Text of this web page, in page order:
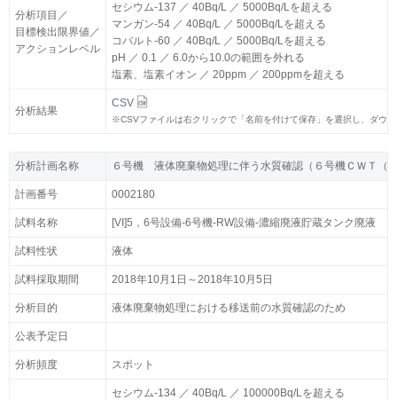
分析項目／
目標検出限界値／
アクションレベル
セシウム-137 ／ 40Bq/L ／ 5000Bq/Lを超える
マンガン-54 ／ 40Bq/L ／ 5000Bq/Lを超える
コバルト-60 ／ 40Bq/L ／ 5000Bq/Lを超える
pH ／ 0.1 ／ 6.0から10.0の範囲を外れる
塩素、塩素イオン ／ 20ppm ／ 200ppmを超える
分析結果
CSV
※CSVファイルは右クリックで「名前を付けて保存」を選択し、ダウ
分析項目／
目標検出限界値／
アクションレベル
セシウム-137 ／ 40Bq/L ／ 5000Bq/Lを超える
マンガン-54 ／ 40Bq/L ／ 5000Bq/Lを超える
コバルト-60 ／ 40Bq/L ／ 5000Bq/Lを超える
pH ／ 0.1 ／ 6.0から10.0の範囲を外れる
塩素、塩素イオン ／ 20ppm ／ 200ppmを超える
分析結果
CSV
※CSVファイルは右クリックで「名前を付けて保存」を選択し、ダウ
分析計画名称 ６号機 液体廃棄物処理に伴う水質確認（６号機ＣＷＴ（
計画番号 0002180
試料名称 [VI]5，6号設備-6号機-RW設備-濃縮廃液貯蔵タンク廃液
試料性状 液体
試料採取期間 2018年10月1日～2018年10月5日
分析目的 液体廃棄物処理における移送前の水質確認のため
公表予定日
分析頻度 スポット
セシウム-134 ／ 40Bq/L ／ 100000Bq/Lを超える
分析計画名称 ６号機 液体廃棄物処理に伴う水質確認（６号機ＣＷＴ（
計画番号 0002180
試料名称 [VI]5，6号設備-6号機-RW設備-濃縮廃液貯蔵タンク廃液
試料性状 液体
試料採取期間 2018年10月1日～2018年10月5日
分析目的 液体廃棄物処理における移送前の水質確認のため
公表予定日
分析頻度 スポット
セシウム-134 ／ 40Bq/L ／ 100000Bq/Lを超える